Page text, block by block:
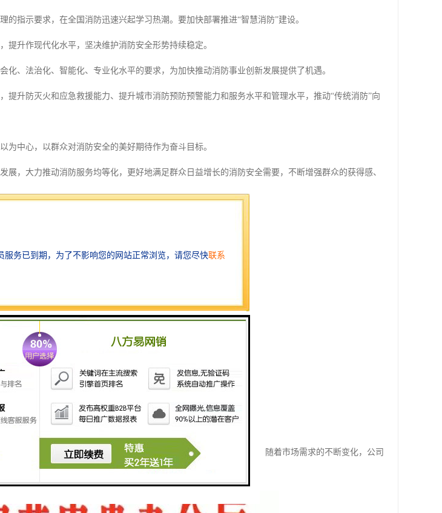
的指示要求，在全国消防迅速兴起学习热潮。要加快部署推进“智慧消防”建设。
提升作现代化水平，坚决维护消防安全形势持续稳定。
化、法治化、智能化、专业化水平的要求，为加快推动消防事业创新发展提供了机遇。
提升防灭火和应急救援能力、提升城市消防预防预警能力和服务水平和管理水平，推动“传统消防”向
为中心，以群众对消防安全的美好期待作为奋斗目标。
展，大力推动消防服务均等化，更好地满足群众日益增长的消防安全需要，不断增强群众的获得感、
项预案
统一决策管理
， 现在越来越重视，安科瑞致力于电气火灾监控系统已经有十年多，随着市场需求的不断变化，公司